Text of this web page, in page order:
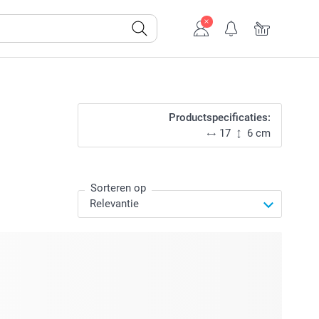
Productspecificaties:
17
6 cm
Sorteren op